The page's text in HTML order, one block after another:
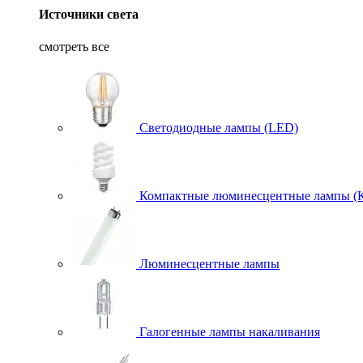
Источники света
смотреть все
Светодиодные лампы (LED)
Компактные люминесцентные лампы
Люминесцентные лампы
Галогенные лампы накаливания